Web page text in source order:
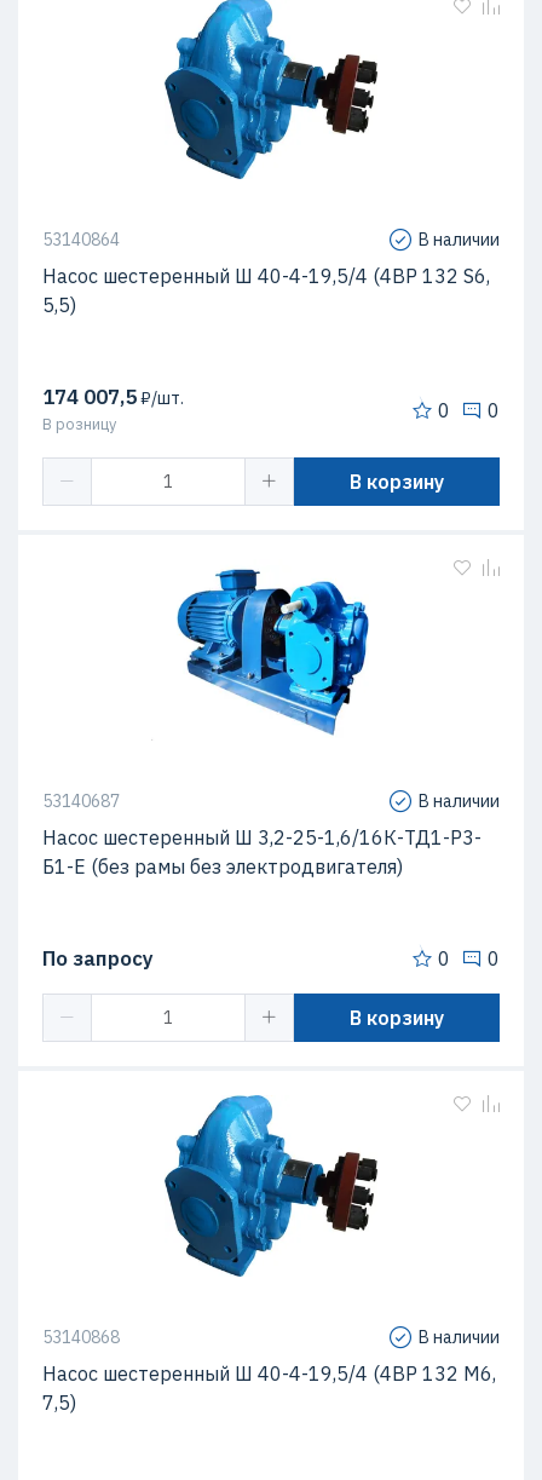
53140864 В наличии
Насос шестеренный Ш 40-4-19,5/4 (4ВР 132 S6,
5,5)
174 007,5₽/шт.
В розницу
0 0
В корзину
53140687 В наличии
Насос шестеренный Ш 3,2-25-1,6/16К-ТД1-Р3-
Б1-Е (без рамы без электродвигателя)
По запросу 0 0
В корзину
53140868 В наличии
Насос шестеренный Ш 40-4-19,5/4 (4ВР 132 М6,
7,5)